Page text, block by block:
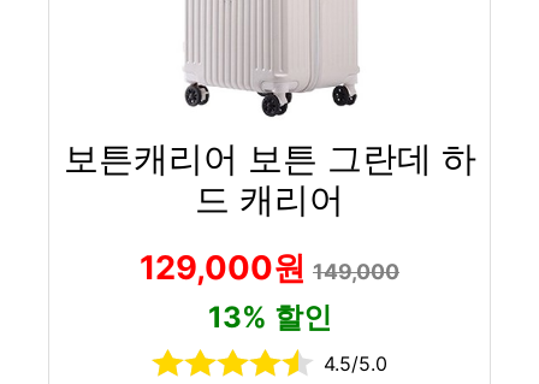
보튼캐리어 보튼 그란데 하
드 캐리어
129,000원 149,000
13% 할인
4.5/5.0